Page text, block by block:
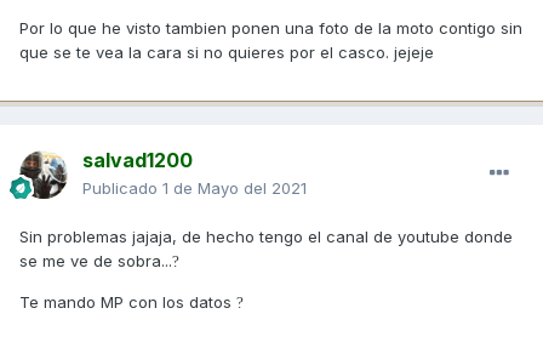
Por lo que he visto tambien ponen una foto de la moto contigo sin
que se te vea la cara si no quieres por el casco. jejeje
salvad1200
Publicado 1 de Mayo del 2021
Sin problemas jajaja, de hecho tengo el canal de youtube donde
se me ve de sobra...?
Te mando MP con los datos ?